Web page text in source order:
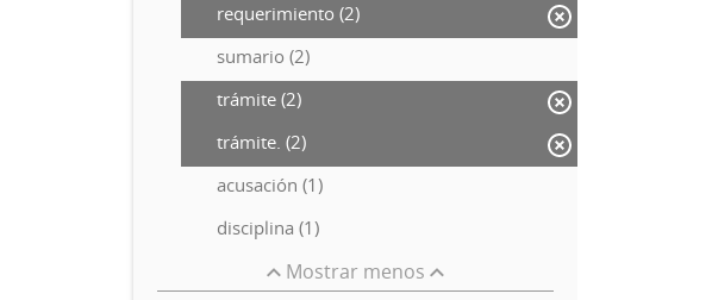
requerimiento (2)
sumario (2)
trámite (2)
trámite. (2)
acusación (1)
disciplina (1)
Mostrar menos